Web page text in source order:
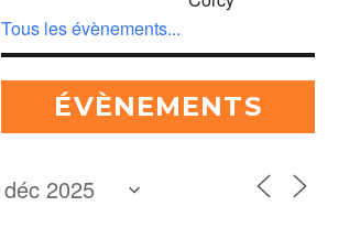
Tous les évènements...
ÉVÈNEMENTS